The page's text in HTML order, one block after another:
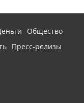
Общество
Пресс-релизы